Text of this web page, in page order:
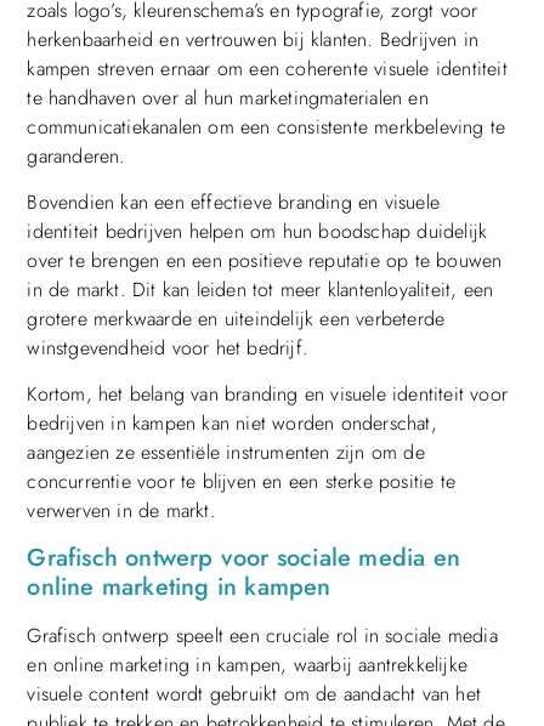
zoals logo’s, kleurenschema’s en typografie, zorgt voor
herkenbaarheid en vertrouwen bij klanten. Bedrijven in
kampen streven ernaar om een coherente visuele identiteit
te handhaven over al hun marketingmaterialen en
communicatiekanalen om een consistente merkbeleving te
garanderen.
Bovendien kan een effectieve branding en visuele
identiteit bedrijven helpen om hun boodschap duidelijk
over te brengen en een positieve reputatie op te bouwen
in de markt. Dit kan leiden tot meer klantenloyaliteit, een
grotere merkwaarde en uiteindelijk een verbeterde
winstgevendheid voor het bedrijf.
Kortom, het belang van branding en visuele identiteit voor
bedrijven in kampen kan niet worden onderschat,
aangezien ze essentiële instrumenten zijn om de
concurrentie voor te blijven en een sterke positie te
verwerven in de markt.
Grafisch ontwerp voor sociale media en
online marketing in kampen
Grafisch ontwerp speelt een cruciale rol in sociale media
en online marketing in kampen, waarbij aantrekkelijke
visuele content wordt gebruikt om de aandacht van het